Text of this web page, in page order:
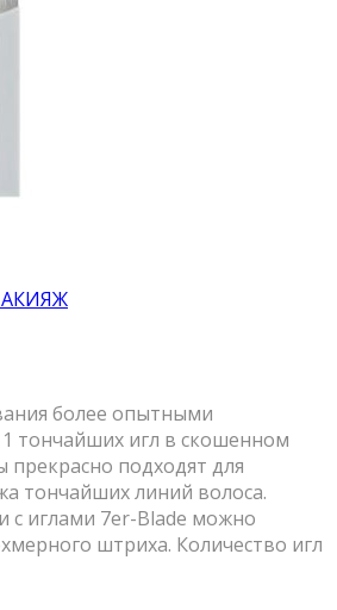
более опытными
тончайших игл в скошенном
прекрасно подходят для
тончайших линий волоса.
с иглами 7er-Blade можно
штриха. Количество игл